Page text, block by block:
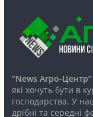
“News Агро-Центр”
які хочуть бути в
господарства. У
дрібні та середні